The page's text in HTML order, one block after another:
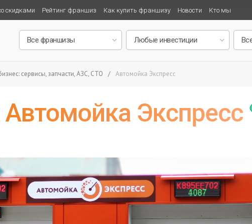
скидками Рейтинг франшиз Как купить франшизу Новости Кто мы
сервисы, запчасти, АЗС, СТО / Автомойка Экспресс
Экспресс